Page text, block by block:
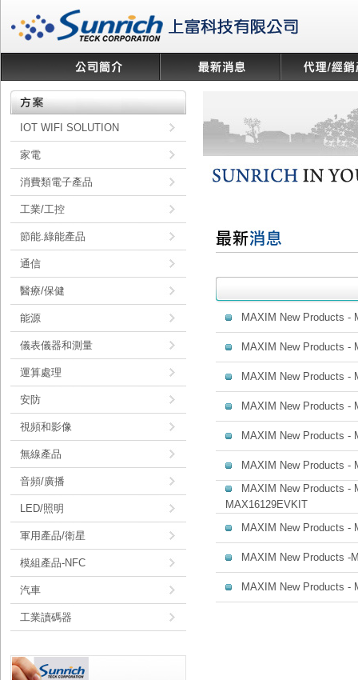
IOT WIFI SOLUTION
家電
消費類電子產品
工業/工控
節能.綠能產品
通信
醫療/保健
能源
儀表儀器和測量
運算處理
安防
視頻和影像
無線產品
音頻/廣播
LED/照明
軍用產品/衛星
模組產品-NFC
汽車
工業讀碼器
MAXIM New Products -
MAXIM New Products -
MAXIM New Products -
MAXIM New Products -
MAXIM New Products -
MAXIM New Products -
MAXIM New Products -
MAX16129EVKIT
MAXIM New Products -
MAXIM New Products -
MAXIM New Products -